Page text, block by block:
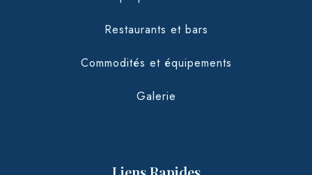
Restaurants et bars
Commodités et équipements
Galerie